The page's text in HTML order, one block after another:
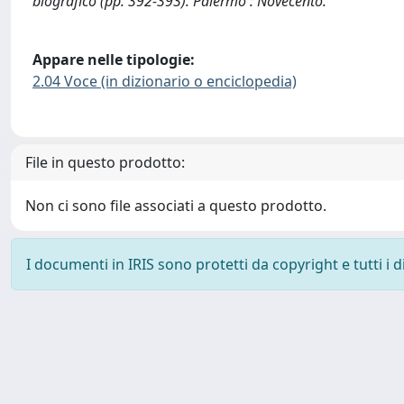
Appare nelle tipologie:
2.04 Voce (in dizionario o enciclopedia)
File in questo prodotto:
Non ci sono file associati a questo prodotto.
I documenti in IRIS sono protetti da copyright e tutti i